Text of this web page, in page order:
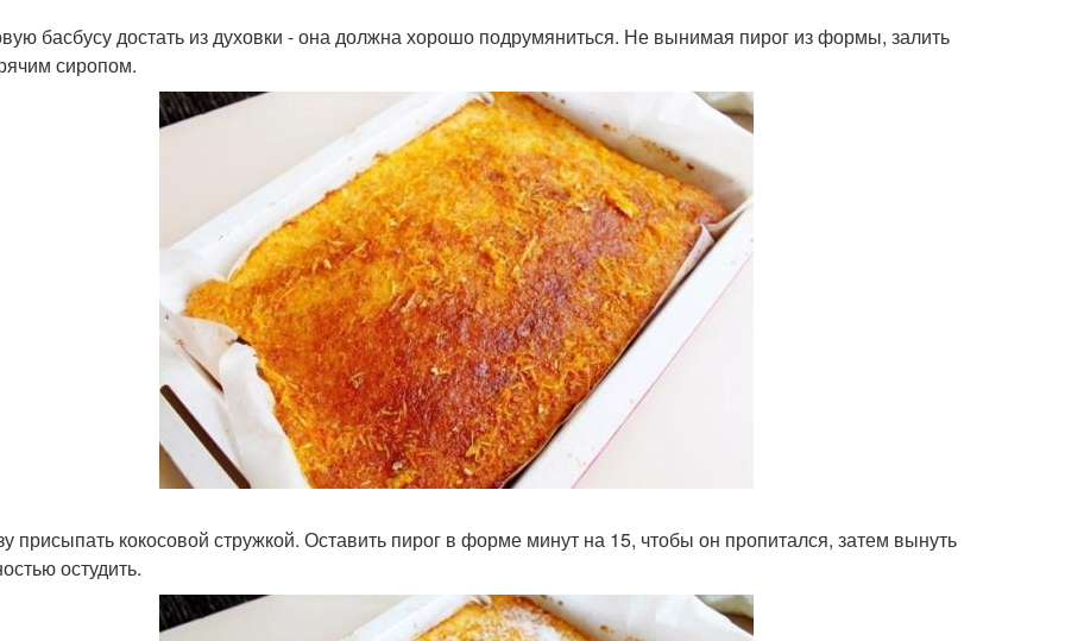
басбусу достать из духовки - она должна хорошо подрумяниться. Не вынимая пирог из формы, залить
сиропом.
присыпать кокосовой стружкой. Оставить пирог в форме минут на 15, чтобы он пропитался, затем вынуть
остудить.